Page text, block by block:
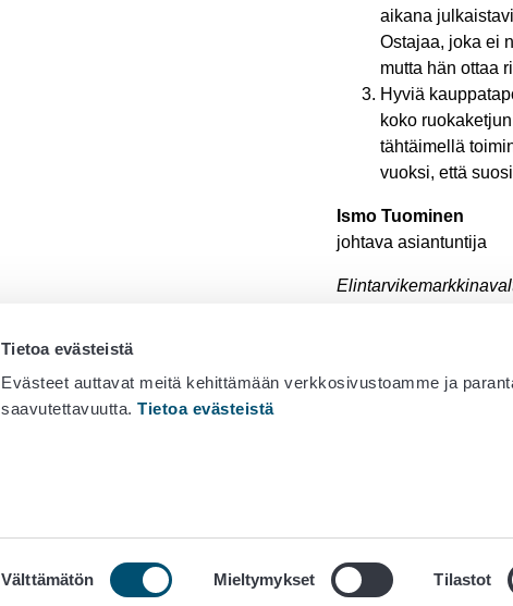
Tietoa evästeistä
Evästeet auttavat meitä kehittämään verkkosivustoamme ja
saavutettavuutta.Tietoa evästeistä
Välttämätön Mieltymykset Tilastot
aikana
Ostajaa, joka ei
mutta hän ottaa
Hyviä
koko
tähtäimellä
vuoksi, että
Ismo Tuominen
johtava asiantuntija
Kirjoittajina ovat